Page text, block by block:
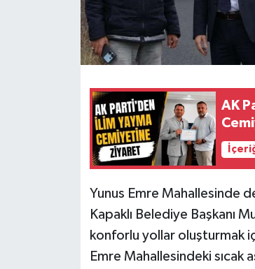
AK
Yunus Emre Mahallesinde
Kapaklı Belediye Başkanı
konforlu yollar oluşturmak
Emre Mahallesindeki sıcak